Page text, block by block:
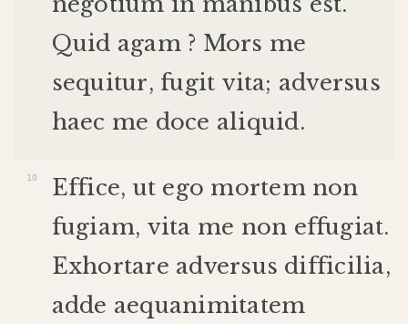
Quid agam? Mors me
sequitur, fugit vita; adversus
haec me doce aliquid.
Effice, ut ego mortem non
fugiam, vita me non effugiat.
Exhortare adversus difficilia,
adde aequanimitatem